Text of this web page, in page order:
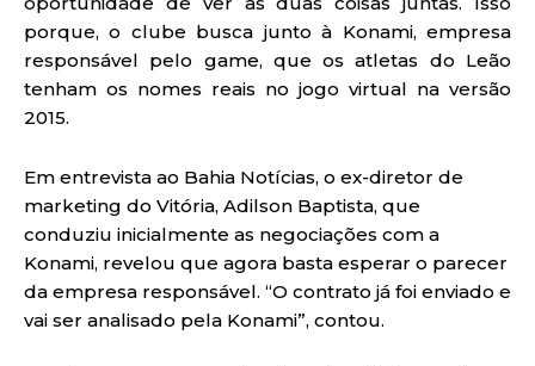
porque, o clube busca junto à Konami, empresa
responsável pelo game, que os atletas do Leão
tenham os nomes reais no jogo virtual na versão
2015.
Em entrevista ao Bahia Notícias, o ex-diretor de
marketing do Vitória, Adilson Baptista, que
conduziu inicialmente as negociações com a
Konami, revelou que agora basta esperar o parecer
da empresa responsável. “O contrato já foi enviado e
vai ser analisado pela Konami”, contou.